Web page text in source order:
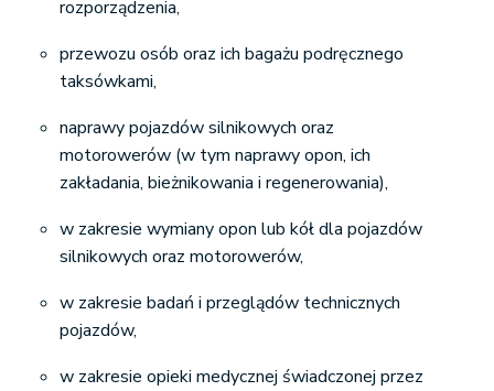
rozporządzenia,
przewozu osób oraz ich bagażu podręcznego
taksówkami,
naprawy pojazdów silnikowych oraz
motorowerów (w tym naprawy opon, ich
zakładania, bieżnikowania i regenerowania),
w zakresie wymiany opon lub kół dla pojazdów
silnikowych oraz motorowerów,
w zakresie badań i przeglądów technicznych
pojazdów,
w zakresie opieki medycznej świadczonej przez